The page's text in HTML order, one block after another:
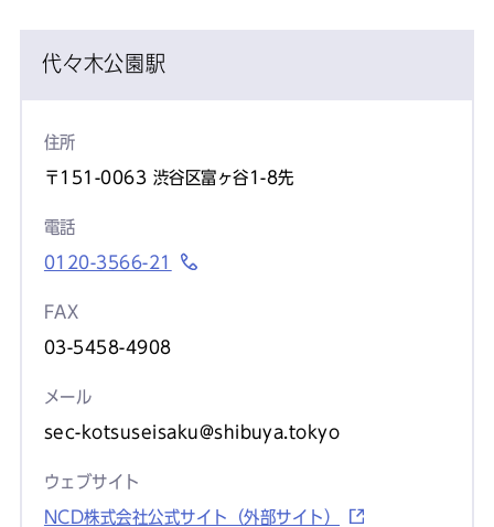
代々木公園駅
住所
〒151-0063 渋谷区富ヶ谷1-8先
電話
0120-3566-21
FAX
03-5458-4908
メール
sec-kotsuseisaku@shibuya.tokyo
ウェブサイト
NCD株式会社公式サイト（外部サイト）